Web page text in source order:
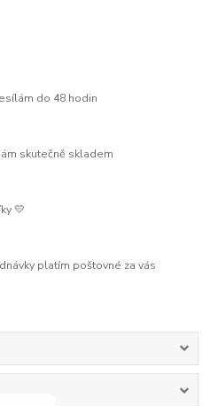
do 48 hodin
skutečně skladem
💛
platím poštovné za vás